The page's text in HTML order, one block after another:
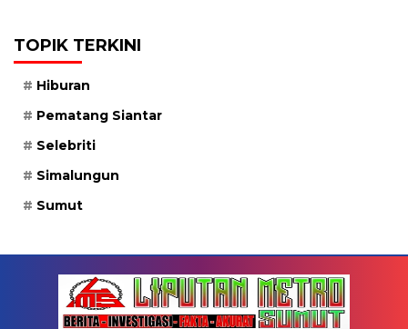
TOPIK TERKINI
Hiburan
Pematang Siantar
Selebriti
Simalungun
Sumut